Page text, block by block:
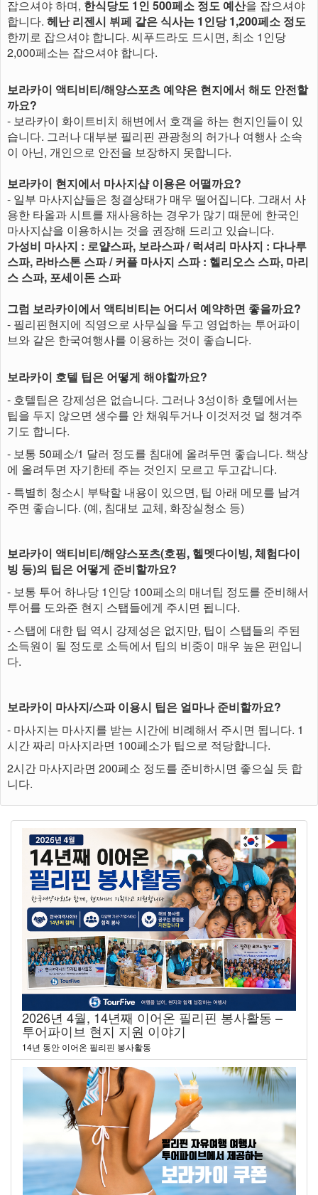
잡으셔야 하며, 한식당도 1인 500페소 정도 예산을 잡으셔야
합니다. 헤난 리젠시 뷔페 같은 식사는 1인당 1,200페소 정도
한끼로 잡으셔야 합니다. 씨푸드라도 드시면, 최소 1인당
2,000페소는 잡으셔야 합니다.
보라카이 액티비티/해양스포츠 예약은 현지에서 해도 안전할
까요?
- 보라카이 화이트비치 해변에서 호객을 하는 현지인들이 있
습니다. 그러나 대부분 필리핀 관광청의 허가나 여행사 소속
이 아닌, 개인으로 안전을 보장하지 못합니다.
보라카이 현지에서 마사지샵 이용은 어떨까요?
- 일부 마사지샵들은 청결상태가 매우 떨어집니다. 그래서 사
용한 타올과 시트를 재사용하는 경우가 많기 때문에 한국인
마사지샵을 이용하시는 것을 권장해 드리고 있습니다.
가성비 마사지 : 로얄스파, 보라스파 / 럭셔리 마사지 : 다나루
스파, 라바스톤 스파 / 커플 마사지 스파 : 헬리오스 스파, 마리
스 스파, 포세이돈 스파
그럼 보라카이에서 액티비티는 어디서 예약하면 좋을까요?
- 필리핀현지에 직영으로 사무실을 두고 영업하는 투어파이
브와 같은 한국여행사를 이용하는 것이 좋습니다.​
보라카이 호텔 팁은 어떻게 해야할까요?
- 호텔팁은 강제성은 없습니다. 그러나 3성이하 호텔에서는
팁을 두지 않으면 생수를 안 채워두거나 이것저것 덜 챙겨주
기도 합니다.
- 보통 50페소/1 달러 정도를 침대에 올려두면 좋습니다. 책상
에 올려두면 자기한테 주는 것인지 모르고 두고갑니다.
- 특별히 청소시 부탁할 내용이 있으면, 팁 아래 메모를 남겨
주면 좋습니다. (예, 침대보 교체, 화장실청소 등)
보라카이 액티비티/해양스포츠(호핑, 헬멧다이빙, 체험다이
빙 등)의 팁은 어떻게 준비할까요?
- 보통 투어 하나당 1인당 100페소의 매너팁 정도를 준비해서
투어를 도와준 현지 스탭들에게 주시면 됩니다.
- 스탭에 대한 팁 역시 강제성은 없지만, 팁이 스탭들의 주된
소득원이 될 정도로 소득에서 팁의 비중이 매우 높은 편입니
다.
보라카이 마사지/스파 이용시 팁은 얼마나 준비할까요?
- 마사지는 마사지를 받는 시간에 비례해서 주시면 됩니다. 1
시간 짜리 마사지라면 100페소가 팁으로 적당합니다.
2시간 마사지라면 200페소 정도를 준비하시면 좋으실 듯 합
니다.
2026년 4월, 14년째 이어온 필리핀 봉사활동 –
투어파이브 현지 지원 이야기
14년 동안 이어온 필리핀 봉사활동